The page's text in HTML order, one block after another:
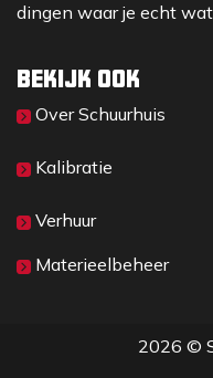
dingen waar je echt
Bekijk ook
Over Sc​huurhuis
Kalibratie
Verhuur
Materieelbeheer
2026 ©